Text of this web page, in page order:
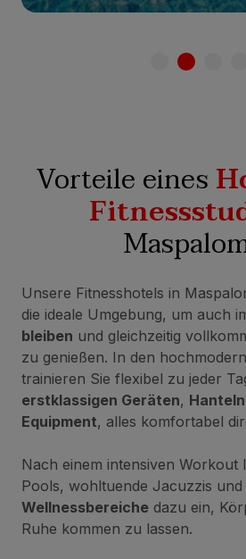
Vorteile eines
Unsere Fitnesshotels in
die ideale Umgebung, um auch
bleiben und gleichzeitig
zu genießen. In den
trainieren Sie flexibel zu jeder
erstklassigen Geräten, Hanteln
Equipment, alles komfortabel
Nach einem intensiven Workout
Pools, wohltuende Jacuzzis und
Wellnessbereiche dazu ein,
Ruhe kommen zu lassen.